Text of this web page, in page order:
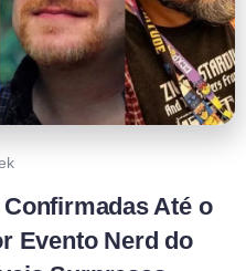
Até o
Evento Nerd do